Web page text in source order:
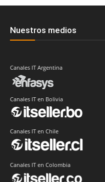
Nuestros medios
Canales IT Argentina
Canales IT en Bolivia
Canales IT en Chile
Canales IT en Colombia